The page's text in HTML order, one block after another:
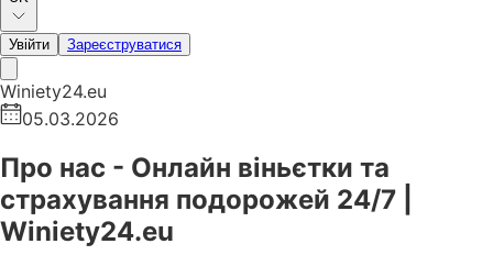
Увійти Зареєструватися
Winiety24.eu
05.03.2026
Про нас - Онлайн віньєтки та
страхування подорожей 24/7 |
Winiety24.eu